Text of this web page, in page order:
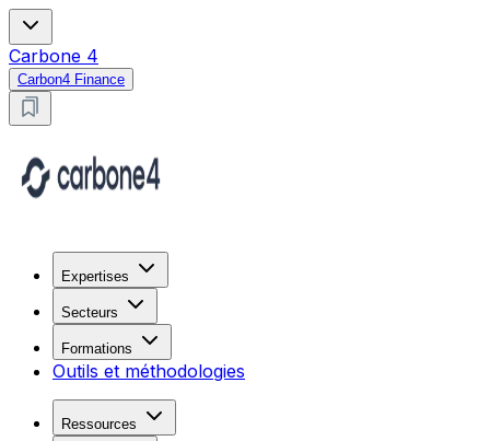
Carbone 4
Carbon4 Finance
Expertises
Secteurs
Formations
Outils et méthodologies
Ressources